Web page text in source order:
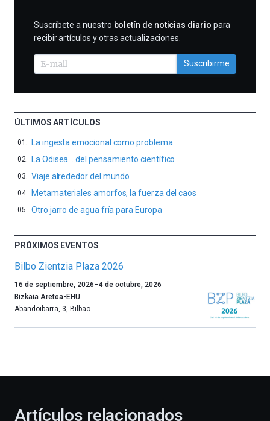
SUSCRIBIRME
Suscríbete a nuestro boletín de noticias diario para
recibir artículos y otras actualizaciones.
Suscribirme
ÚLTIMOS ARTÍCULOS
La ingesta emocional como problema
La Odisea… del pensamiento científico
Viaje alrededor del mundo
Metamateriales amorfos, la fuerza del caos
Otro jarro de agua fría para Europa
PRÓXIMOS EVENTOS
Bilbo Zientzia Plaza 2026
Un
año
más,
celebración
16 de septiembre, 2026–4 de octubre, 2026
Bizkaia Aretoa-EHU
Abandoibarra, 3 Bilbao
Artículos relacionados